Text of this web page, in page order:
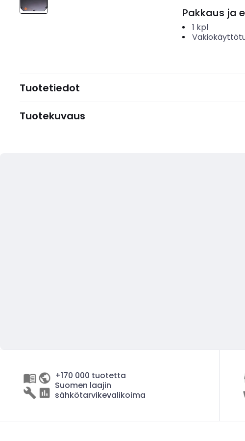
Pakkaus ja
1 kpl
Tuotetiedot
Tuotekuvaus
+170 000 tuotetta
Suomen laajin
sähkötarvikevalikoima